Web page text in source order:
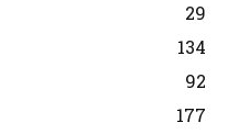
29
134
92
177